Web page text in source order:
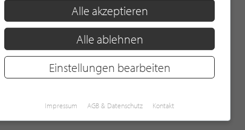
KUNDENBEWERTUNGEN
Alle akzeptieren
Alle ablehnen
Einstellungen bearbeiten
Impressum AGB & Datenschutz Kontakt